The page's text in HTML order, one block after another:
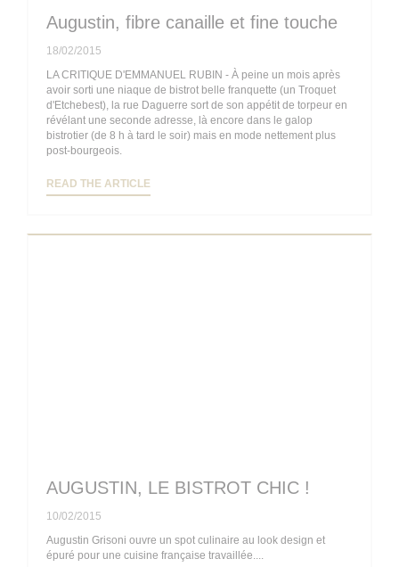
Augustin, fibre canaille et fine touche
18/02/2015
LA CRITIQUE D'EMMANUEL RUBIN - À peine un mois après
avoir sorti une niaque de bistrot belle franquette (un Troquet
d'Etchebest), la rue Daguerre sort de son appétit de torpeur en
révélant une seconde adresse, là encore dans le galop
bistrotier (de 8 h à tard le soir) mais en mode nettement plus
post-bourgeois.
READ THE ARTICLE
AUGUSTIN, LE BISTROT CHIC !
10/02/2015
Augustin Grisoni ouvre un spot culinaire au look design et
épuré pour une cuisine française travaillée....